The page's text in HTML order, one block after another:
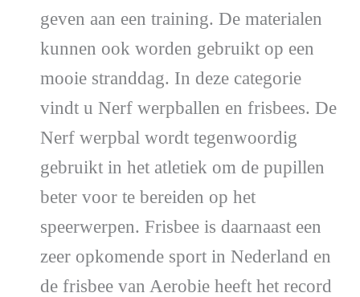
geven aan een training. De materialen
kunnen ook worden gebruikt op een
mooie stranddag. In deze categorie
vindt u Nerf werpballen en frisbees. De
Nerf werpbal wordt tegenwoordig
gebruikt in het atletiek om de pupillen
beter voor te bereiden op het
speerwerpen. Frisbee is daarnaast een
zeer opkomende sport in Nederland en
de frisbee van Aerobie heeft het record